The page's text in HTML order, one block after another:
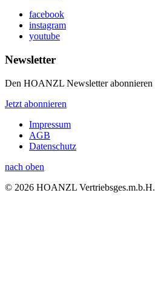
facebook
instagram
youtube
Newsletter
Den HOANZL Newsletter abonnieren
Jetzt abonnieren
Impressum
AGB
Datenschutz
nach oben
© 2026 HOANZL Vertriebsges.m.b.H.